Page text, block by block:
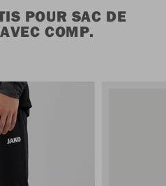
POUR SAC DE
COMP.